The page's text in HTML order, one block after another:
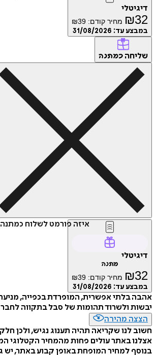
דיגיטלי
₪32 מחיר קודם: ₪39
במבצע עד: 31/08/2026
שליחה כמתנה
איזה פורמט לשלוח
דיגיטלי
מתנה
₪32 מחיר קודם: ₪39
במבצע עד: 31/08/2026
אהבה בלתי אפשרית, המופרדת בכפייה,
יבשות ולשרוד תהומות של סבל בתקווה
הצצה מהירה
חשוב לנו שקריאה תהיה תענוג נגיש, ולכן
אצלנו באתר עולים פחות מהמחיר הקטלוגי
בנוסף למחיר המופחת באופן קבוע באתר, יש